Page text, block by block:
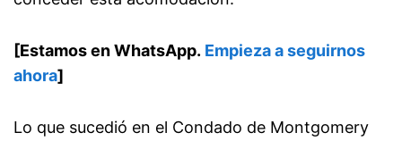
[Estamos en WhatsApp. Empieza a seguirnos
ahora]
Lo que sucedió en el Condado de Montgomery